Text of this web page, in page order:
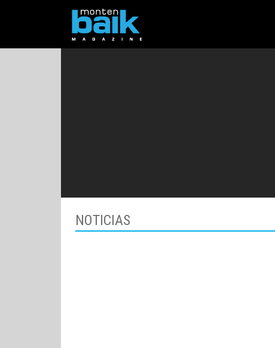
NOTICIAS